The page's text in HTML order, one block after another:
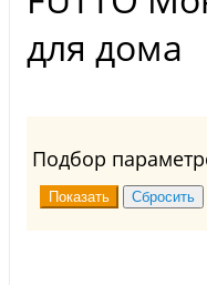
для дома
Подбор